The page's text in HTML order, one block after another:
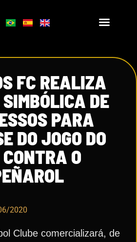
FC REALIZA
DE
PARA
DO JOGO DO
O
2020
Clube comercializará, de